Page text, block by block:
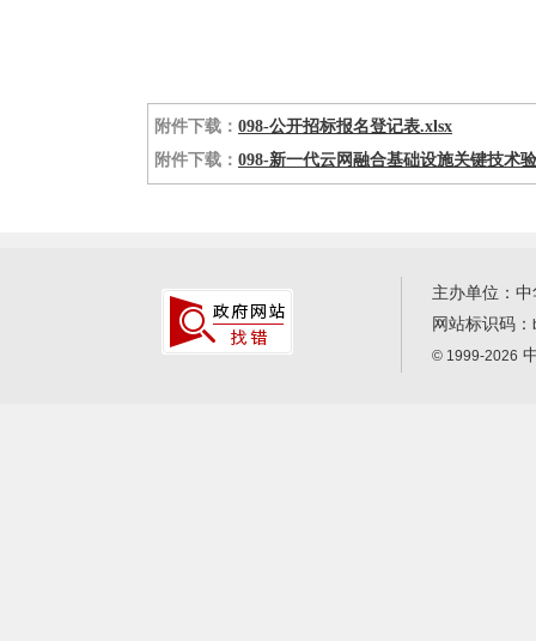
附件下载： 098-公开招标报名登记表.xlsx
附件下载： 098-新一代云网融合基础设施关键技术
主办单位：
网站标识码：
© 1999-2026